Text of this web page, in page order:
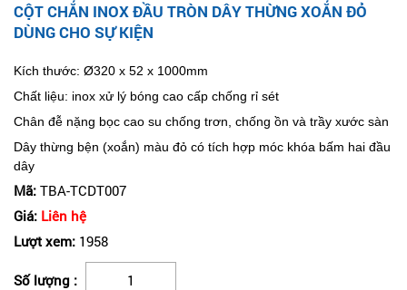
CỘT CHẮN INOX ĐẦU TRÒN DÂY THỪNG XOẮN ĐỎ
DÙNG CHO SỰ KIỆN
Kích thước: Ø320 x 52 x 1000mm
Chất liệu: inox xử lý bóng cao cấp chống rỉ sét
Chân đễ nặng bọc cao su chống trơn, chống ồn và trầy xước sàn
Dây thừng bện (xoắn) màu đỏ có tích hợp móc khóa bấm hai đầu
dây
Mã: TBA-TCDT007
Giá: Liên hệ
Lượt xem: 1958
Số lượng :